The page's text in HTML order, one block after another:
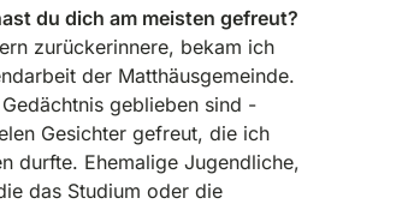
du dich am meisten gefreut?
zurückerinnere, bekam ich
der Matthäusgemeinde.
geblieben sind -
Gesichter gefreut, die ich
durfte. Ehemalige Jugendliche,
das Studium oder die